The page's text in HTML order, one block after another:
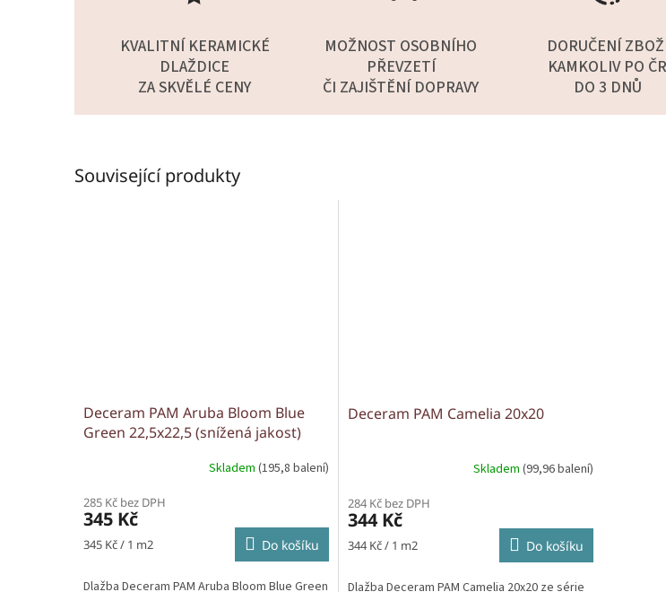
KVALITNÍ KERAMICKÉ
DLAŽDICE
ZA SKVĚLÉ CENY
MOŽNOST OSOBNÍHO
PŘEVZETÍ
ČI ZAJIŠTĚNÍ DOPRAVY
DORUČENÍ
KAMKOLIV PO ČR
DO 3 DNŮ
Související produkty
Deceram PAM Aruba Bloom Blue
Green 22,5x22,5 (snížená jakost)
Skladem (195,8 balení)
285 Kč bez DPH
345 Kč
Měrná
345 Kč / 1 m2 Do košíku
Dlažba Deceram PAM Aruba Bloom Blue Green
Deceram PAM Camelia 20x20
Skladem (99,96 balení)
284 Kč bez DPH
344 Kč
Měrná
344 Kč / 1 m2 Do košíku
Dlažba Deceram PAM Camelia 20x20 ze série